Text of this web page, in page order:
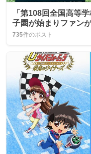
「第108回全国高等
子園が始まりファン
735件のポスト